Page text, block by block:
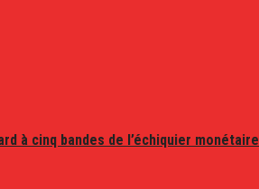
à cinq bandes de l’échiquier monétaire